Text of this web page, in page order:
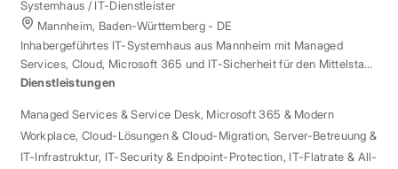
Systemhaus / IT-Dienstleister
Mannheim, Baden-Württemberg - DE
Inhabergeführtes IT-Systemhaus aus Mannheim mit Managed
Services, Cloud, Microsoft 365 und IT-Sicherheit für den Mittelstand
der Region Rhein-Neckar.
Dienstleistungen
Managed Services & Service Desk, Microsoft 365 & Modern
Workplace, Cloud-Lösungen & Cloud-Migration, Server-Betreuung &
IT-Infrastruktur, IT-Security & Endpoint-Protection, IT-Flatrate & All-